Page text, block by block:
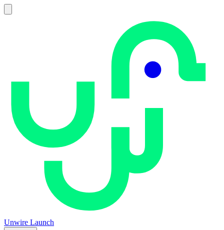
Unwire Launch